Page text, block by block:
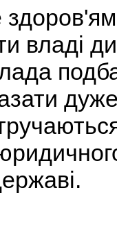
владі